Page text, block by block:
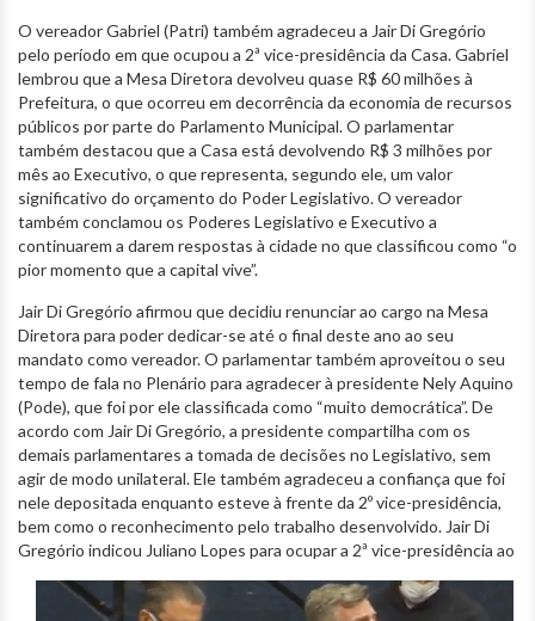
O vereador Gabriel (Patri) também agradeceu a Jair Di Gregório
pelo período em que ocupou a 2ª vice-presidência da Casa. Gabriel
lembrou que a Mesa Diretora devolveu quase R$ 60 milhões à
Prefeitura, o que ocorreu em decorrência da economia de recursos
públicos por parte do Parlamento Municipal. O parlamentar
também destacou que a Casa está devolvendo R$ 3 milhões por
mês ao Executivo, o que representa, segundo ele, um valor
significativo do orçamento do Poder Legislativo. O vereador
também conclamou os Poderes Legislativo e Executivo a
continuarem a darem respostas à cidade no que classificou como “o
pior momento que a capital vive”.
Jair Di Gregório afirmou que decidiu renunciar ao cargo na Mesa
Diretora para poder dedicar-se até o final deste ano ao seu
mandato como vereador. O parlamentar também aproveitou o seu
tempo de fala no Plenário para agradecer à presidente Nely Aquino
(Pode), que foi por ele classificada como “muito democrática”. De
acordo com Jair Di Gregório, a presidente compartilha com os
demais parlamentares a tomada de decisões no Legislativo, sem
agir de modo unilateral. Ele também agradeceu a confiança que foi
nele depositada enquanto esteve à frente da 2º vice-presidência,
bem como o reconhecimento pelo trabalho desenvolvido. Jair Di
Gregório indicou Juliano Lopes para ocupar a 2ª vice-presidência ao